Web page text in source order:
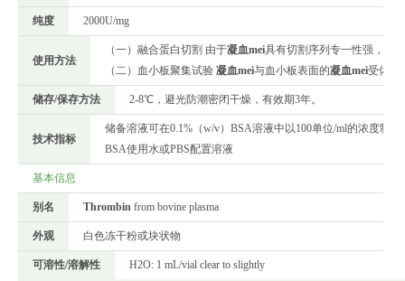
纯度 2000U/mg
使用方法
（一）融合蛋白切割 由于凝血mei具有切割序列专一性强，水
（二）血小板聚集试验 凝血mei与血小板表面的凝血mei受体结
储存/保存方法 2-8℃，避光防潮密闭干燥，有效期3年。
技术指标
储备溶液可在0.1%（w/v）BSA溶液中以100单位/ml的浓度制
BSA使用水或PBS配置溶液
基本信息
别名 Thrombin from bovine plasma
外观 白色冻干粉或块状物
可溶性/溶解性 H2O: 1 mL/vial clear to slightly